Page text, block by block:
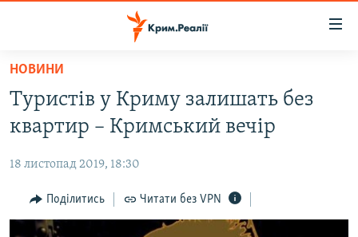
Перейти
основного
матеріалу
Перейти
до
навігації
Перейти
ВОДА.КРИМ
ВІДЕО ТА ФОТО
ПОЛІТИКА
БЛОГИ
ПОГЛЯД
НОВИНИ
Туристів у Криму залишать без
квартир – Кримський вечір
18 листопад 2019, 18:30
Поділитись Читати без VPN